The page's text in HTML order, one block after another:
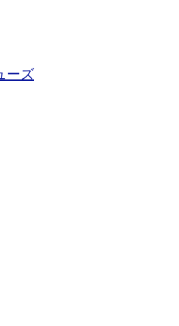
ーズ